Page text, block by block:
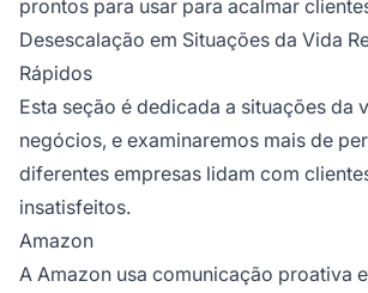
prontos para usar para acalmar
Desescalação em Situações da Vida
Rápidos
Esta seção é dedicada a situações da
negócios, e examinaremos mais de
diferentes empresas lidam com
insatisfeitos.
Amazon
A Amazon usa comunicação proativa